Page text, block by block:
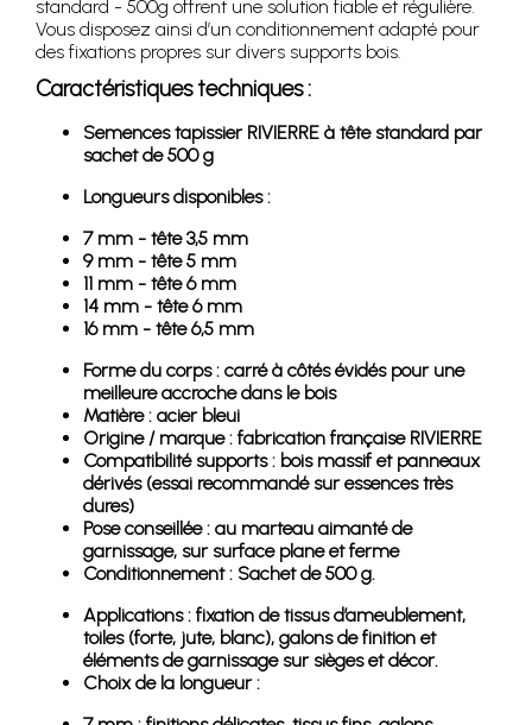
standard - 500g offrent une solution fiable et régulière.
Vous disposez ainsi d’un conditionnement adapté pour
des fixations propres sur divers supports bois.
Caractéristiques techniques :
Semences tapissier RIVIERRE à tête standard par
sachet de 500 g
Longueurs disponibles :
7 mm - tête 3,5 mm
9 mm - tête 5 mm
11 mm - tête 6 mm
14 mm - tête 6 mm
16 mm - tête 6,5 mm
Forme du corps : carré à côtés évidés pour une
meilleure accroche dans le bois
Matière : acier bleui
Origine / marque : fabrication française RIVIERRE
Compatibilité supports : bois massif et panneaux
dérivés (essai recommandé sur essences très
dures)
Pose conseillée : au marteau aimanté de
garnissage, sur surface plane et ferme
Conditionnement : Sachet de 500 g.
Applications : fixation de tissus d’ameublement,
toiles (forte, jute, blanc), galons de finition et
éléments de garnissage sur sièges et décor.
Choix de la longueur :